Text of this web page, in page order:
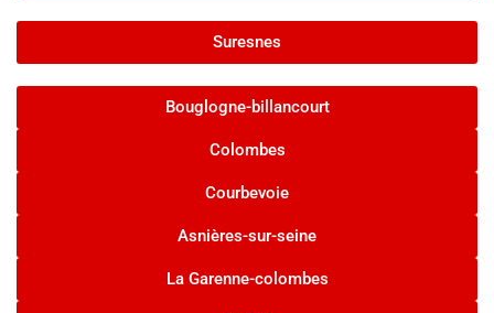
Suresnes
Bouglogne-billancourt
Colombes
Courbevoie
Asnières-sur-seine
La Garenne-colombes